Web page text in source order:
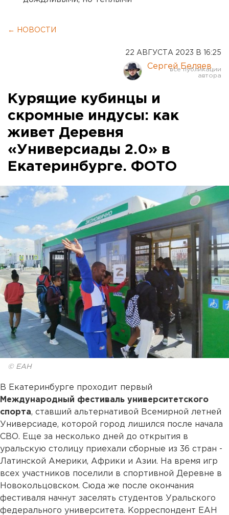
← НОВОСТИ
22 АВГУСТА 2023 В 16:25
Сергей Беляев
Курящие кубинцы и
скромные индусы: как
живет Деревня
«Универсиады 2.0» в
Екатеринбурге. ФОТО
© ЕАН
В Екатеринбурге проходит первый
Международный фестиваль университетского
спорта, ставший альтернативой Всемирной летней
Универсиаде, которой город лишился после начала
СВО. Еще за несколько дней до открытия в
уральскую столицу приехали сборные из 36 стран -
Латинской Америки, Африки и Азии. На время игр
всех участников поселили в спортивной Деревне в
Новокольцовском. Сюда же после окончания
фестиваля начнут заселять студентов Уральского
федерального университета. Корреспондент ЕАН